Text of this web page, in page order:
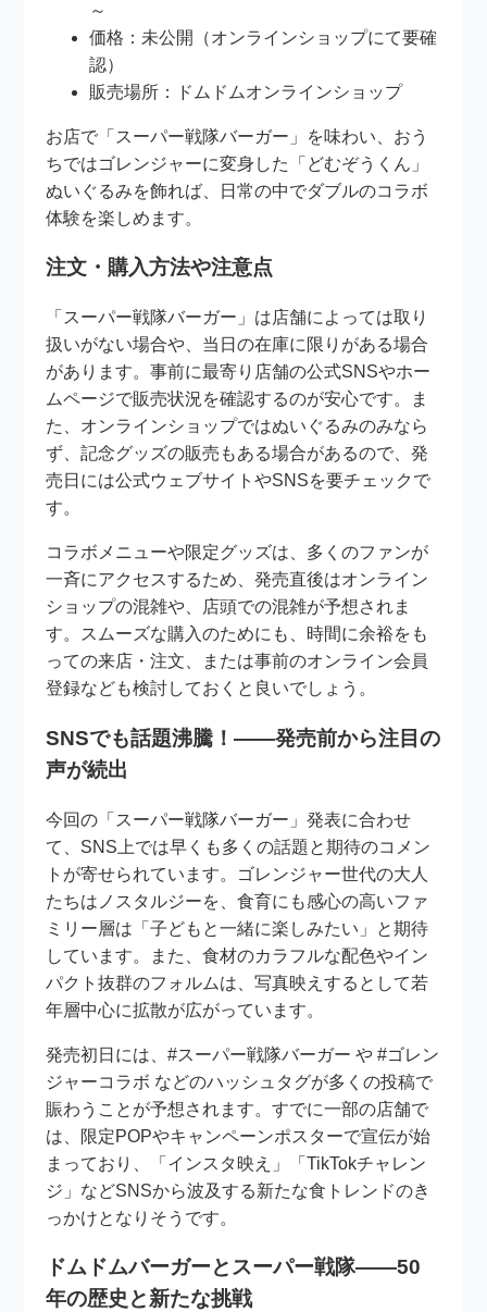
～
価格：未公開（オンラインショップにて要確
認）
販売場所：ドムドムオンラインショップ
お店で「スーパー戦隊バーガー」を味わい、おう
ちではゴレンジャーに変身した「どむぞうくん」
ぬいぐるみを飾れば、日常の中でダブルのコラボ
体験を楽しめます。
注文・購入方法や注意点
「スーパー戦隊バーガー」は店舗によっては取り
扱いがない場合や、当日の在庫に限りがある場合
があります。事前に最寄り店舗の公式SNSやホー
ムページで販売状況を確認するのが安心です。ま
た、オンラインショップではぬいぐるみのみなら
ず、記念グッズの販売もある場合があるので、発
売日には公式ウェブサイトやSNSを要チェックで
す。
コラボメニューや限定グッズは、多くのファンが
一斉にアクセスするため、発売直後はオンライン
ショップの混雑や、店頭での混雑が予想されま
す。スムーズな購入のためにも、時間に余裕をも
っての来店・注文、または事前のオンライン会員
登録なども検討しておくと良いでしょう。
SNSでも話題沸騰！――発売前から注目の
声が続出
今回の「スーパー戦隊バーガー」発表に合わせ
て、SNS上では早くも多くの話題と期待のコメン
トが寄せられています。ゴレンジャー世代の大人
たちはノスタルジーを、食育にも感心の高いファ
ミリー層は「子どもと一緒に楽しみたい」と期待
しています。また、食材のカラフルな配色やイン
パクト抜群のフォルムは、写真映えするとして若
年層中心に拡散が広がっています。
発売初日には、#スーパー戦隊バーガー や #ゴレン
ジャーコラボ などのハッシュタグが多くの投稿で
賑わうことが予想されます。すでに一部の店舗で
は、限定POPやキャンペーンポスターで宣伝が始
まっており、「インスタ映え」「TikTokチャレン
ジ」などSNSから波及する新たな食トレンドのき
っかけとなりそうです。
ドムドムバーガーとスーパー戦隊――50
年の歴史と新たな挑戦